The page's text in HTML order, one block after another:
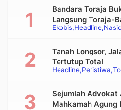
Ekobis Headline
Bandara Toraja
Langsung Toraja-
Headline Peristiwa
Tanah Longsor,
Tertutup Total
Sejumlah Advokat
Mahkamah Agung